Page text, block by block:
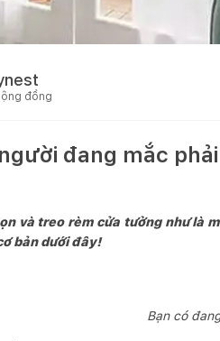
đồng
đang mắc
và treo rèm cửa tưởng như là
bản dưới đây!
Bạn có